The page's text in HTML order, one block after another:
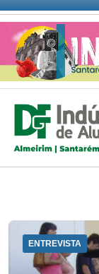
ENTREVISTA